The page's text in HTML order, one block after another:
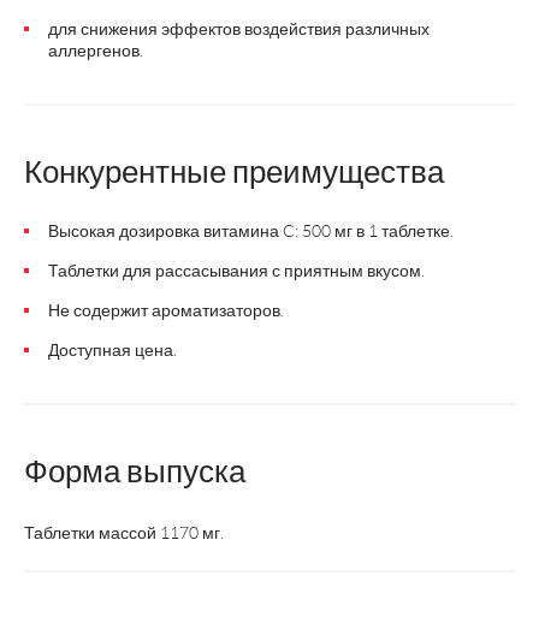
для снижения эффектов воздействия различных
аллергенов.
Конкурентные преимущества
Высокая дозировка витамина C: 500 мг в 1 таблетке.
Таблетки для рассасывания с приятным вкусом.
Не содержит ароматизаторов.
Доступная цена.
Форма выпуска
Таблетки массой 1170 мг.